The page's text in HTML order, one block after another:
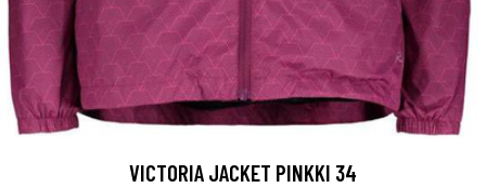
VICTORIA JACKET PINKKI 34